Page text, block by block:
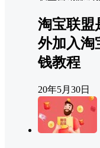
淘宝联盟
外加入淘
钱教程
20年5月30日